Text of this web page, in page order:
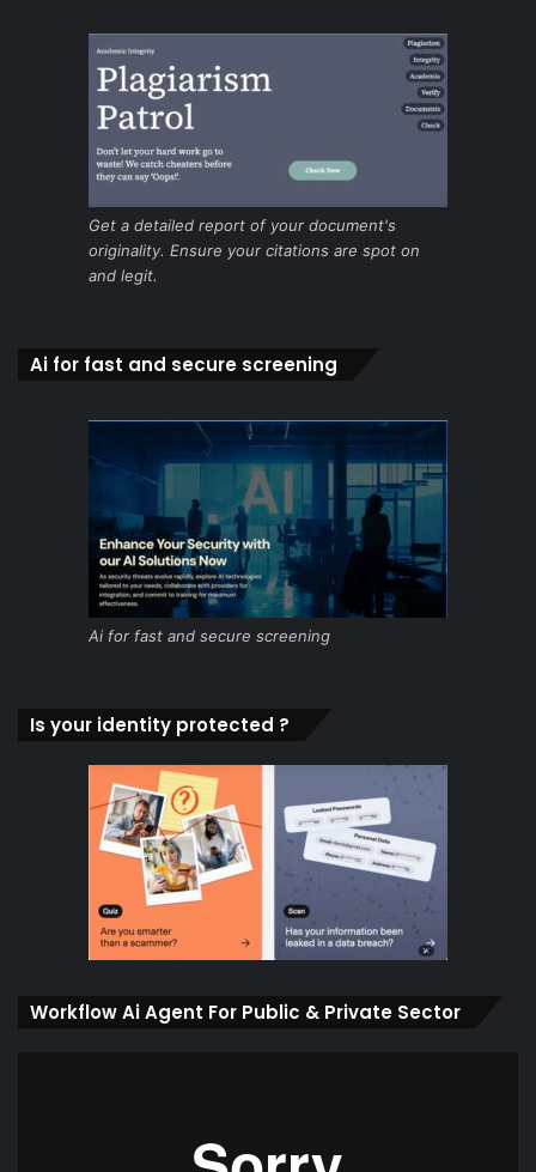
Get a detailed report of your document's
originality. Ensure your citations are spot on
and legit.
Ai for fast and secure screening
Ai for fast and secure screening
Is your identity protected ?
Workflow Ai Agent For Public & Private Sector